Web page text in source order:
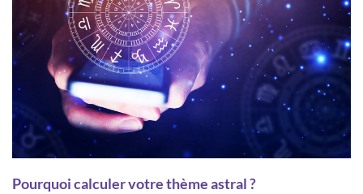
Pourquoi calculer votre thème astral ?